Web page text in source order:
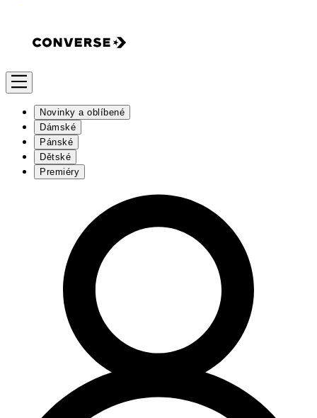
Novinky a oblíbené
Dámské
Pánské
Dětské
Premiéry